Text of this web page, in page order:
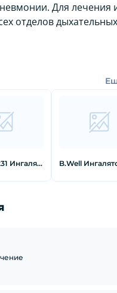
Для лечения
отделов дыхательных
AND CN-231 Ингалятор компрессорный